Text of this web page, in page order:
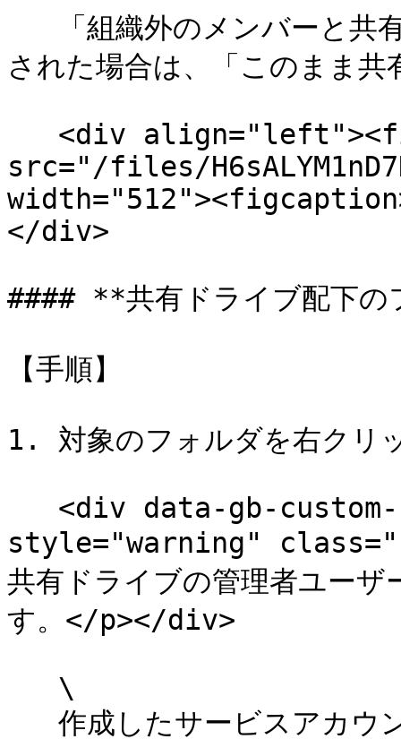
された場合は、「このまま
src="/files/
</div>
#### **共有ドライブ配下の
【手順】
1. 対象のフォルダを右クリ
style="warning"
共有ドライブの管理者ユー
す。</p></div>